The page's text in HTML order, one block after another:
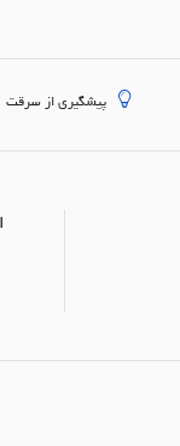
پیشگیری از سرقت